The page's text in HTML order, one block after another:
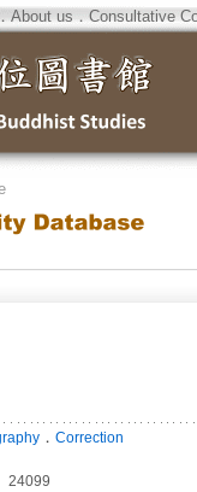
About us．Consultative
． Correction
24099